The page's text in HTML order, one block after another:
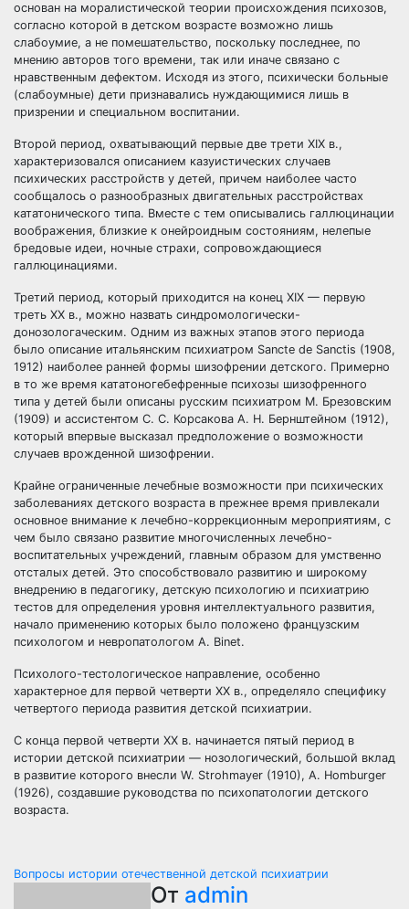
основан на моралистической теории происхождения психозов,
согласно которой в детском возрасте возможно лишь
слабоумие, а не помешательство, поскольку последнее, по
мнению авторов того времени, так или иначе связано с
нравственным дефектом. Исходя из этого, психически больные
(слабоумные) дети признавались нуждающимися лишь в
призрении и специальном воспитании.
Второй период, охватывающий первые две трети XIX в.,
характеризовался описанием казуистических случаев
психических расстройств у детей, причем наиболее часто
сообщалось о разнообразных двигательных расстройствах
кататонического типа. Вместе с тем описывались галлюцинации
воображения, близкие к онейроидным состояниям, нелепые
бредовые идеи, ночные страхи, сопровождающиеся
галлюцинациями.
Третий период, который приходится на конец XIX — первую
треть XX в., можно назвать синдромологически-
донозологаческим. Одним из важных этапов этого периода
было описание итальянским психиатром Sancte de Sanctis (1908,
1912) наиболее ранней формы шизофрении детского. Примерно
в то же время кататоногебефренные психозы шизофренного
типа у детей были описаны русским психиатром М. Брезовским
(1909) и ассистентом С. С. Корсакова А. Н. Бернштейном (1912),
который впервые высказал предположение о возможности
случаев врожденной шизофрении.
Крайне ограниченные лечебные возможности при психических
заболеваниях детского возраста в прежнее время привлекали
основное внимание к лечебно-коррекционным мероприятиям, с
чем было связано развитие многочисленных лечебно-
воспитательных учреждений, главным образом для умственно
отсталых детей. Это способствовало развитию и широкому
внедрению в педагогику, детскую психологию и психиатрию
тестов для определения уровня интеллектуального развития,
начало применению которых было положено французским
психологом и невропатологом A. Binet.
Психолого-тестологическое направление, особенно
характерное для первой четверти XX в., определяло специфику
четвертого периода развития детской психиатрии.
С конца первой четверти XX в. начинается пятый период в
истории детской психиатрии — нозологический, большой вклад
в развитие которого внесли W. Strohmayer (1910), A. Homburger
(1926), создавшие руководства по психопатологии детского
возраста.
Навигация
Вопросы истории отечественной детской психиатрии
От admin